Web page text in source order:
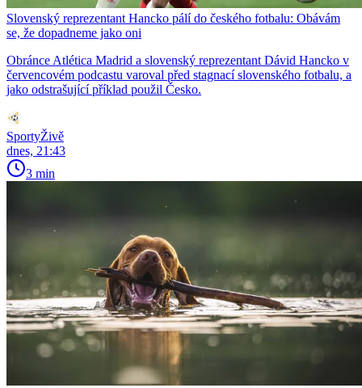
Slovenský reprezentant Hancko pálí do českého fotbalu: Obávám
se, že dopadneme jako oni
Obránce Atlética Madrid a slovenský reprezentant Dávid Hancko v
červencovém podcastu varoval před stagnací slovenského fotbalu, a
jako odstrašující příklad použil Česko.
SportyŽivě
dnes, 21:43
3 min